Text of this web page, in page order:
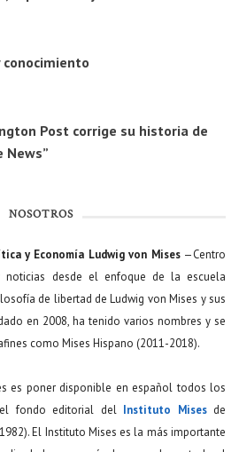
conocimiento
Post corrige su historia de
News”
NOSOTROS
y Economía Ludwig von Mises—Centro
noticias desde el enfoque de la escuela
de libertad de Ludwig von Mises y sus
en 2008, ha tenido varios nombres y se
como Mises Hispano (2011-2018).
es poner disponible en español todos los
fondo editorial del Instituto Misesde
El Instituto Mises es la más importante